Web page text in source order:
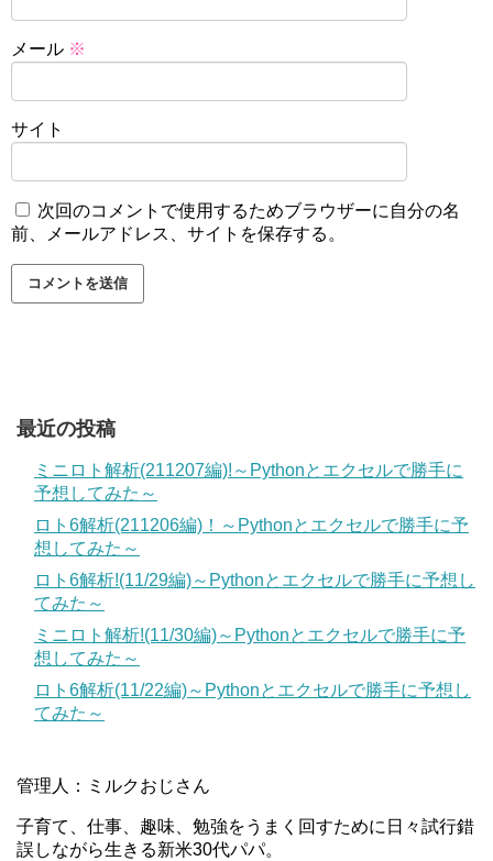
メール ※
サイト
次回のコメントで使用するためブラウザーに自分の名
前、メールアドレス、サイトを保存する。
最近の投稿
ミニロト解析(211207編)!～Pythonとエクセルで勝手に
予想してみた～
ロト6解析(211206編)！～Pythonとエクセルで勝手に予
想してみた～
ロト6解析!(11/29編)～Pythonとエクセルで勝手に予想し
てみた～
ミニロト解析!(11/30編)～Pythonとエクセルで勝手に予
想してみた～
ロト6解析(11/22編)～Pythonとエクセルで勝手に予想し
てみた～
管理人：ミルクおじさん
子育て、仕事、趣味、勉強をうまく回すために日々試行錯
誤しながら生きる新米30代パパ。